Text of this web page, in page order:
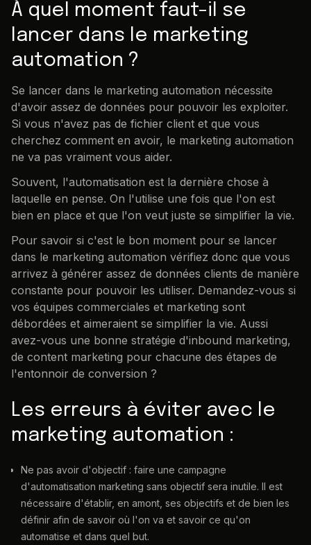
À quel moment faut-il se
lancer dans le marketing
automation ?
Se lancer dans le marketing automation nécessite
d'avoir assez de données pour pouvoir les exploiter.
Si vous n'avez pas de fichier client et que vous
cherchez comment en avoir, le marketing automation
ne va pas vraiment vous aider.
Souvent, l'automatisation est la dernière chose à
laquelle en pense. On l'utilise une fois que l'on est
bien en place et que l'on veut juste se simplifier la vie.
Pour savoir si c'est le bon moment pour se lancer
dans le marketing automation vérifiez donc que vous
arrivez à générer assez de données clients de manière
constante pour pouvoir les utiliser. Demandez-vous si
vos équipes commerciales et marketing sont
débordées et aimeraient se simplifier la vie. Aussi
avez-vous une bonne stratégie d'inbound marketing,
de content marketing pour chacune des étapes de
l'entonnoir de conversion ?
Les erreurs à éviter avec le
marketing automation :
Ne pas avoir d'objectif : faire une campagne
d'automatisation marketing sans objectif sera inutile. Il est
nécessaire d'établir, en amont, ses objectifs et de bien les
définir afin de savoir où l'on va et savoir ce qu'on
automatise et dans quel but.